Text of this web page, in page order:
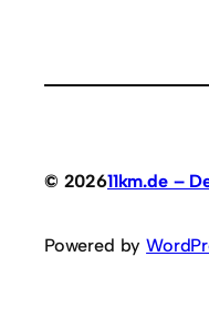
© 202611km.de –
Powered by